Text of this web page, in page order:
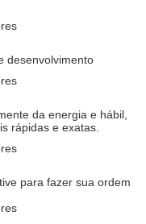
desenvolvimento
da energia e hábil,
rápidas e exatas.
para fazer sua ordem